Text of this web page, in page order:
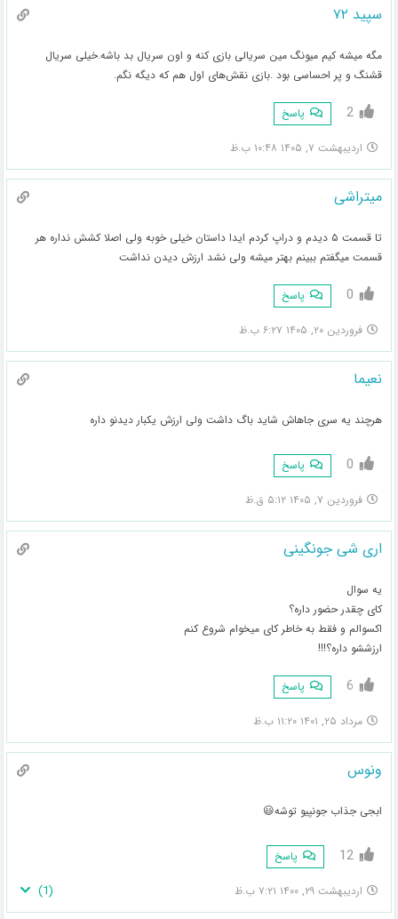
سپید ۷۲
مگه میشه کیم میونگ مین سریالی بازی کنه و اون سریال بد باشه.خیلی سریال
قشنگ و پر احساسی بود .بازی نقش‌های اول هم که دیگه نگم.
2 پاسخ
اردیبهشت ۷, ۱۴۰۵ ۱۰:۴۸ ب.ظ
میتراشی
تا قسمت ۵ دیدم و دراپ کردم ایدا داستان خیلی خوبه ولی اصلا کشش نداره هر
قسمت میگفتم ببینم بهتر میشه ولی نشد ارزش دیدن نداشت
0 پاسخ
فروردین ۲۰, ۱۴۰۵ ۶:۲۷ ب.ظ
نعیما
هرچند یه سری جاهاش شاید باگ داشت ولی ارزش یکبار دیدنو داره
0 پاسخ
فروردین ۷, ۱۴۰۵ ۵:۱۲ ق.ظ
اری شی جونگینی
یه سوال
کای چقدر حضور داره؟
اکسوالم و فقط به خاطر کای میخوام شروع کنم
ارزششو داره؟!!!
6 پاسخ
مرداد ۲۵, ۱۴۰۱ ۱۱:۲۰ ب.ظ
ونوس
ابجی جذاب جونپیو توشه😃
12 پاسخ
اردیبهشت ۲۹, ۱۴۰۰ ۷:۲۱ ب.ظ (
1
)